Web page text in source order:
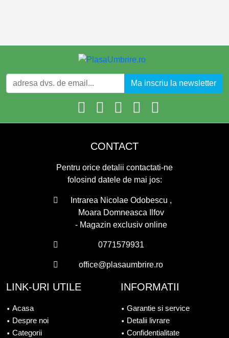
Ma inscriu la newsletter
CONTACT
Pentru orice detalii contactati-ne
folosind datele de mai jos:
Intrarea Nicolae Odobescu ,
Moara Domneasca Ilfov
- Magazin exclusiv online
0771579931
office@plasaumbrire.ro
LINK-URI UTILE
Acasa
Despre noi
Categorii
INFORMATII
Garantie si service
Detalii livrare
Confidentialitate